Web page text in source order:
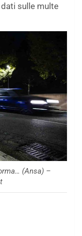
sulle multe
(Ansa) –